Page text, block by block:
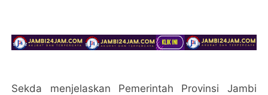
Sekda menjelaskan Pemerintah Provinsi Jambi